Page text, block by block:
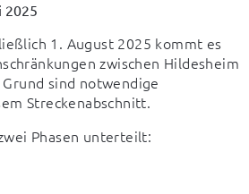
2025
1. August 2025 kommt es
zwischen Hildesheim
sind notwendige
Streckenabschnitt.
Phasen unterteilt: